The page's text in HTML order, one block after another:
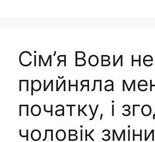
Сім’я Вови не
прийняла
початку, і
чоловік